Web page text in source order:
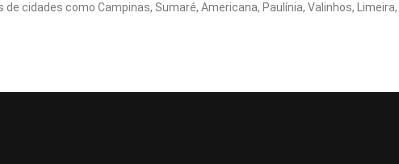
cidades como Campinas, Sumaré, Americana, Paulínia, Valinhos,